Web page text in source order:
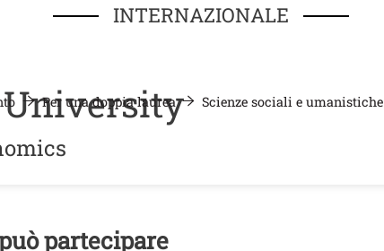
INTERNAZIONALE
Per una doppia laurea Scienze sociali e umanistiche
partecipare